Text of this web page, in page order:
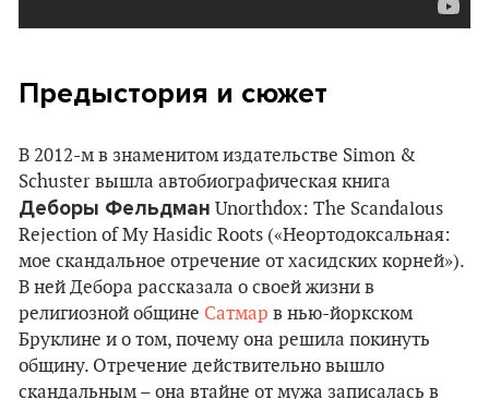
Предыстория и сюжет
В 2012-м в знаменитом издательстве Simon &
Schuster вышла автобиографическая книга
Деборы Фельдман Unorthdox: The Scandalous
Rejection of My Hasidic Roots («Неортодоксальная:
мое скандальное отречение от хасидских корней»).
В ней Дебора рассказала о своей жизни в
религиозной общине Сатмар в нью-йоркском
Бруклине и о том, почему она решила покинуть
общину. Отречение действительно вышло
скандальным – она втайне от мужа записалась в